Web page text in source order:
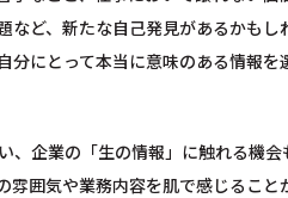
ど、新たな自己発見があるかも
にとって本当に意味のある情報
企業の「生の情報」に触れる機
囲気や業務内容を肌で感じるこ